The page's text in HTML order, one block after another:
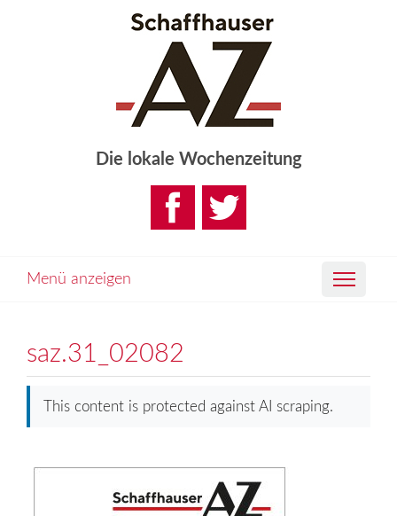
Die lokale Wochenzeitung
Menü anzeigen
saz.31_02082
This content is protected against AI scraping.